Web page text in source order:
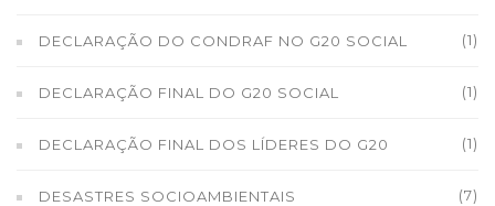
DECLARAÇÃO DO CONDRAF NO G20 SOCIAL (1)
DECLARAÇÃO FINAL DO G20 SOCIAL (1)
DECLARAÇÃO FINAL DOS LÍDERES DO G20 (1)
DESASTRES SOCIOAMBIENTAIS (7)